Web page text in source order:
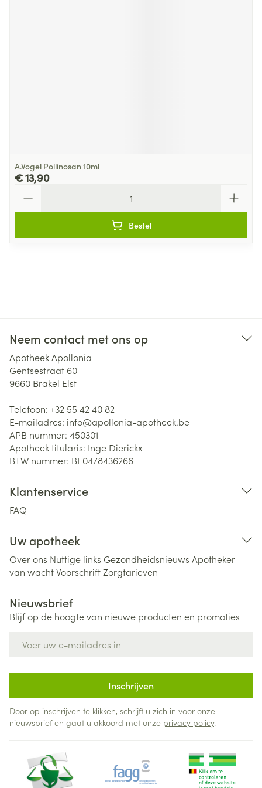
A.Vogel Pollinosan 10ml
€ 13,90
Bestel
Neem contact met ons op
Apotheek Apollonia
Gentsestraat 60
9660 Brakel Elst
Telefoon: +32 55 42 40 82
E-mailadres: info@apollonia-apotheek.be
APB nummer: 450301
Apotheek titularis: Inge Dierickx
BTW nummer: BE0478436266
Klantenservice
FAQ
Uw apotheek
Over ons Nuttige links Gezondheidsnieuws Apotheker
van wachtVoorschriftZorgtarieven
Nieuwsbrief
Blijf op de hoogte van nieuwe producten en promoties
Inschrijven
Door op inschrijven te klikken, schrijft u zich in voor onze
nieuwsbrief en gaat u akkoord met onze privacy policy.